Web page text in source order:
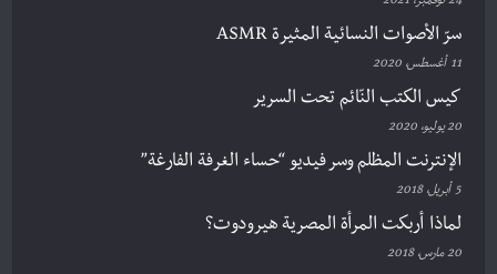
سرّ الأصوات النسائية المثيرة ASMR
11 أغسطس، 2020
كيس الكتب النّائم تحت السرير
20 يوليو، 2020
الإنترنت المظلم وسر فيديو “حساء الغرفة الفارغة”
5 أبريل، 2018
لماذا أربكت المرأة المصرية هيرودوت؟
20 مارس، 2018